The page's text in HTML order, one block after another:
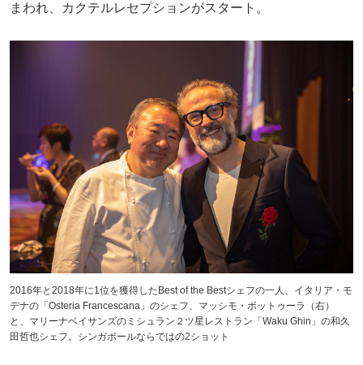
まわれ、カクテルレセプションがスタート。
2016年と2018年に1位を獲得したBest of the Bestシェフの一人、イタリア・モ
デナの「Osteria Francescana」のシェフ、マッシモ・ボットゥーラ（右）
と、マリーナベイサンズのミシュラン２ツ星レストラン「Waku Ghin」の和久
田哲也シェフ。シンガポールならではの2ショット